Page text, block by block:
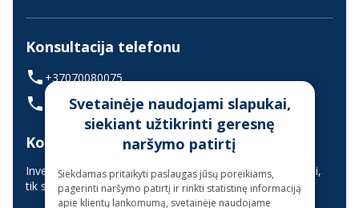
Konsultacija telefonu
+37070080075
(skambinant iš užsienio +37068700300)
Konsultavimas gyvai
Investuotojų aptarnavimas vyksta nuotoliniu būdu (gyvai,
tik suderinus laiką iš anksto)
Svetainėje naudojami slapukai,
siekiant užtikrinti geresnę
naršymo patirtį
Siekdamas pritaikyti paslaugas jūsų poreikiams,
pagerinti naršymo patirtį ir rinkti statistinę informaciją
apie klientų lankomumą, svetainėje naudojame